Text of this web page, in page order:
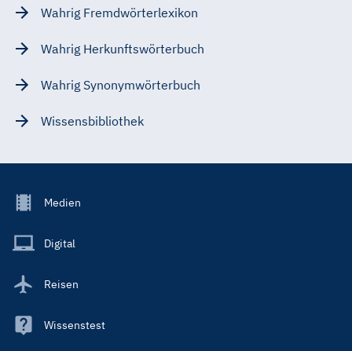
Wahrig Fremdwörterlexikon
Wahrig Herkunftswörterbuch
Wahrig Synonymwörterbuch
Wissensbibliothek
Footer
Main
Medien
Digital
Reisen
Wissenstest